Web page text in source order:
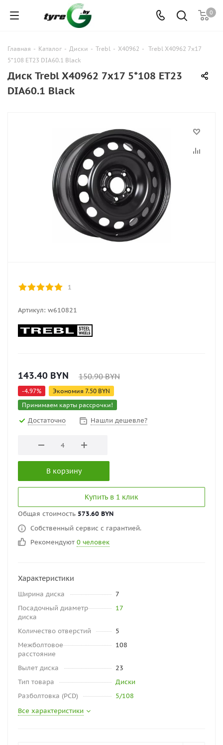
0
Главная - Каталог - Диски - Trebl - X40962 - Trebl X40962 7x17
5*108 ET23 DIA60.1 Black
Диск Trebl X40962 7x17 5*108 ET23
DIA60.1 Black
1
Артикул: w610821
143.40 BYN 150.90BYN
-4.97% Экономия 7.50 BYN
Принимаем карты рассрочки!
Достаточно Нашли дешевле?
В корзину
Купить в 1 клик
Общая стоимость 573.60 BYN
Собственный сервис с гарантией.
Рекомендуют 0 человек
Характеристики
Ширина диска
7
Посадочный диаметр
диска
17
Количество отверстий
5
Межболтовое
расстояние
108
Вылет диска
23
Тип товара
Диски
Разболтовка (PCD)
5/108
Все характеристики